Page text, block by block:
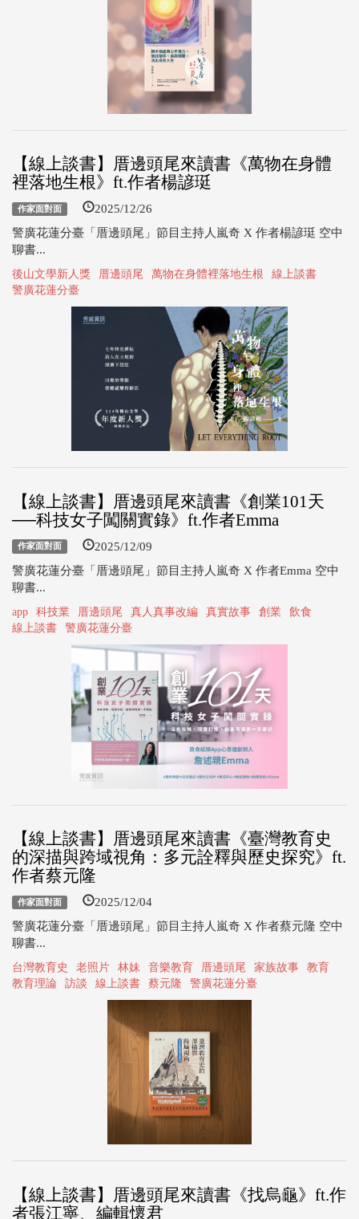
【線上談書】厝邊頭尾來讀書《萬物在身體
裡落地生根》ft.作者楊諺珽
作家面對面 2025/12/26
警廣花蓮分臺「厝邊頭尾」節目主持人嵐奇 X 作者楊諺珽 空中
聊書...
後山文學新人獎 厝邊頭尾 萬物在身體裡落地生根
線上談書
警廣花蓮分臺
【線上談書】厝邊頭尾來讀書《創業101天
──科技女子闖關實錄》ft.作者Emma
作家面對面 2025/12/09
警廣花蓮分臺「厝邊頭尾」節目主持人嵐奇 X 作者Emma 空中
聊書...
app 科技業 厝邊頭尾 真人真事改編 真實故事 創業
飲食
線上談書
警廣花蓮分臺
【線上談書】厝邊頭尾來讀書《臺灣教育史
的深描與跨域視角：多元詮釋與歷史探究》ft.
作者蔡元隆
作家面對面 2025/12/04
警廣花蓮分臺「厝邊頭尾」節目主持人嵐奇 X 作者蔡元隆 空中
聊書...
台灣教育史 老照片 林妹 音樂教育 厝邊頭尾 家族故事
教育
教育理論
訪談 線上談書 蔡元隆 警廣花蓮分臺
【線上談書】厝邊頭尾來讀書《找烏龜》ft.作
者張江寧、編輯懷君